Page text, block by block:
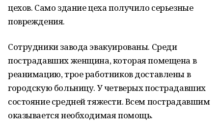
цехов. Само здание цеха получило серьезные
повреждения.
Сотрудники завода эвакуированы. Среди
пострадавших женщина, которая помещена в
реанимацию, трое работников доставлены в
городскую больницу. У четверых пострадавших
состояние средней тяжести. Всем пострадавшим
оказывается необходимая помощь.